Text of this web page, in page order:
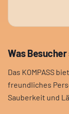
Was Besucher
Das KOMPASS
freundliches
Sauberkeit und